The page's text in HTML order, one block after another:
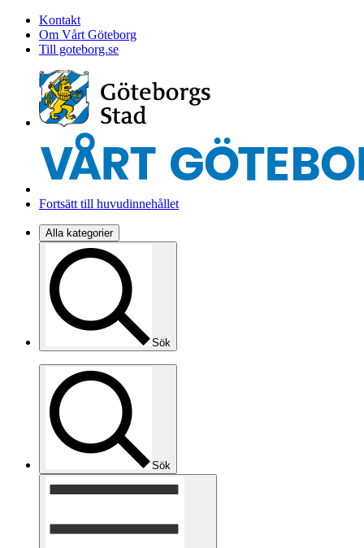
Kontakt
Om Vårt Göteborg
Till goteborg.se
Fortsätt till huvudinnehållet
Alla kategorier
Sök
Sök